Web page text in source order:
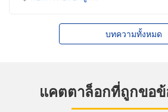
บทความทั้งหมด
แคตตาล็อกที่ถูกขอ